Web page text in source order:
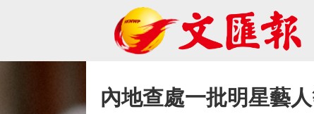
內地查處一批明星藝